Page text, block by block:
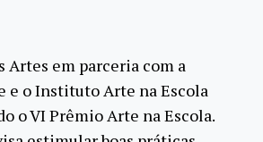
Artes em parceria com a
e o Instituto Arte na Escola
o VI Prêmio Arte na Escola.